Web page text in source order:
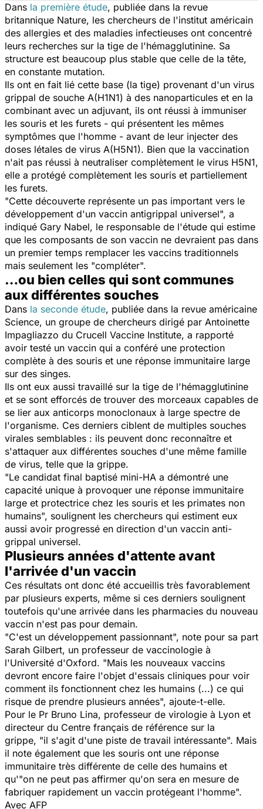
Dans la première étude, publiée dans la revue
britannique Nature, les chercheurs de l'institut américain
des allergies et des maladies infectieuses ont concentré
leurs recherches sur la tige de l'hémagglutinine. Sa
structure est beaucoup plus stable que celle de la tête,
en constante mutation.
Ils ont en fait lié cette base (la tige) provenant d'un virus
grippal de souche A(H1N1) à des nanoparticules et en la
combinant avec un adjuvant, ils ont réussi à immuniser
les souris et les furets - qui présentent les mêmes
symptômes que l'homme - avant de leur injecter des
doses létales de virus A(H5N1). Bien que la vaccination
n'ait pas réussi à neutraliser complètement le virus H5N1,
elle a protégé complètement les souris et partiellement
les furets.
"Cette découverte représente un pas important vers le
développement d'un vaccin antigrippal universel", a
indiqué Gary Nabel, le responsable de l'étude qui estime
que les composants de son vaccin ne devraient pas dans
un premier temps remplacer les vaccins traditionnels
mais seulement les "compléter".
…ou bien celles qui sont communes
aux différentes souches
Dans la seconde étude, publiée dans la revue américaine
Science, un groupe de chercheurs dirigé par Antoinette
Impagliazzo du Crucell Vaccine Institute, a rapporté
avoir testé un vaccin qui a conféré une protection
complète à des souris et une réponse immunitaire large
sur des singes.
Ils ont eux aussi travaillé sur la tige de l'hémagglutinine
et se sont efforcés de trouver des morceaux capables de
se lier aux anticorps monoclonaux à large spectre de
l'organisme. Ces derniers ciblent de multiples souches
virales semblables : ils peuvent donc reconnaître et
s'attaquer aux différentes souches d'une même famille
de virus, telle que la grippe.
"Le candidat final baptisé mini-HA a démontré une
capacité unique à provoquer une réponse immunitaire
large et protectrice chez les souris et les primates non
humains", soulignent les chercheurs qui estiment eux
aussi avoir progressé en direction d'un vaccin anti-
grippal universel.
Plusieurs années d'attente avant
l'arrivée d'un vaccin
Ces résultats ont donc été accueillis très favorablement
par plusieurs experts, même si ces derniers soulignent
toutefois qu'une arrivée dans les pharmacies du nouveau
vaccin n'est pas pour demain.
"C'est un développement passionnant", note pour sa part
Sarah Gilbert, un professeur de vaccinologie à
l'Université d'Oxford. "Mais les nouveaux vaccins
devront encore faire l'objet d'essais cliniques pour voir
comment ils fonctionnent chez les humains (...) ce qui
risque de prendre plusieurs années", ajoute-t-elle.
Pour le Pr Bruno Lina, professeur de virologie à Lyon et
directeur du Centre français de référence sur la
grippe, "il s'agit d'une piste de travail intéressante". Mais
il note également que les souris ont une réponse
immunitaire très différente de celle des humains et
qu'"on ne peut pas affirmer qu'on sera en mesure de
fabriquer rapidement un vaccin protégeant l'homme".
Avec AFP